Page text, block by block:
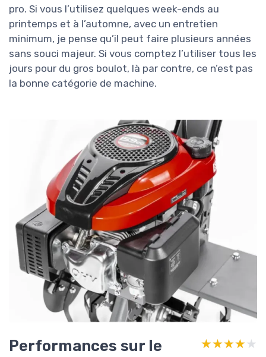
pro. Si vous l’utilisez quelques week-ends au
printemps et à l’automne, avec un entretien
minimum, je pense qu’il peut faire plusieurs années
sans souci majeur. Si vous comptez l’utiliser tous les
jours pour du gros boulot, là par contre, ce n’est pas
la bonne catégorie de machine.
Performances sur le
★★★★★
★★★★★